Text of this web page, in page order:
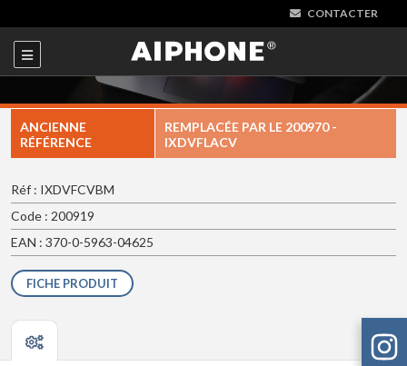
CONTACTER
ANCIENNE
RÉFÉRENCE
REMPLACÉE PAR LE 200970 -
IXDVFLACV
Réf : IXDVFCVBM
Code : 200919
EAN : 370-0-5963-04625
FICHE PRODUIT